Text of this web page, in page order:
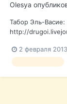
Olesya
Табор Эль-
http://
похожих на
самое старое
2 февраля 2013